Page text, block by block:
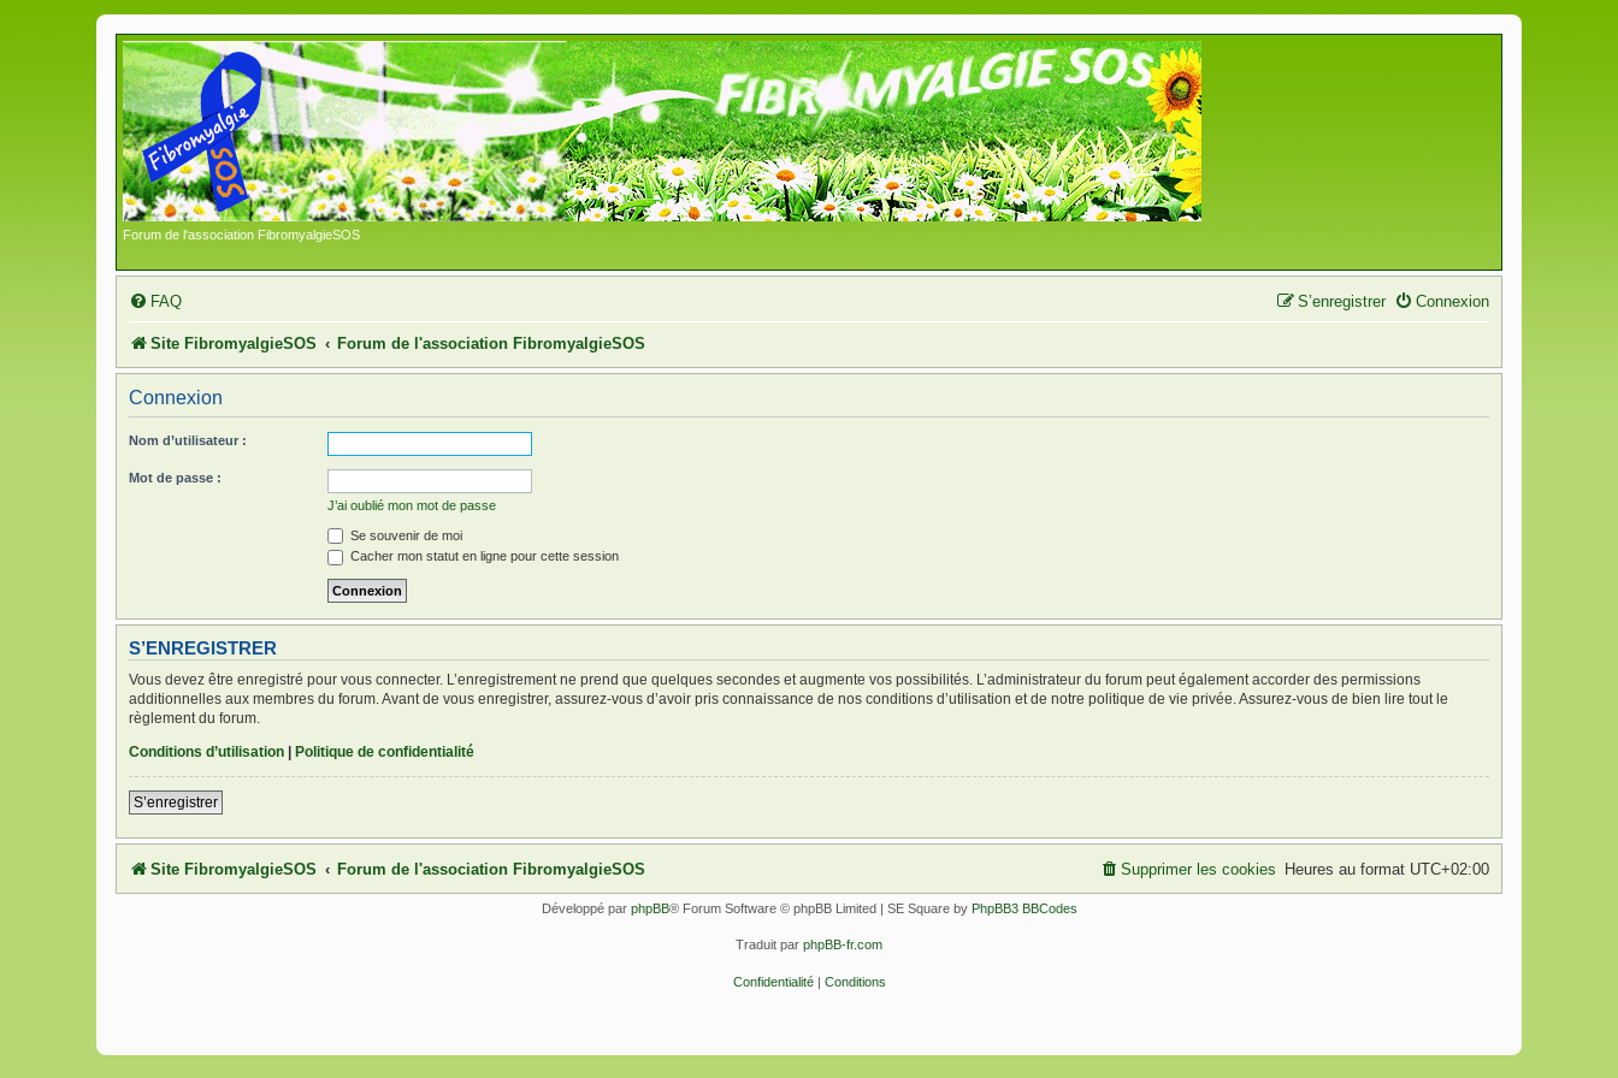
Forum de l'association FibromyalgieSOS
FAQ Connexion
S’enregistrer
Site FibromyalgieSOS Forum de l'association FibromyalgieSOS
Connexion
Nom d’utilisateur :
Mot de passe :
J’ai oublié mon mot de passe
Se souvenir de moi
Cacher mon statut en ligne pour cette session
S’ENREGISTRER
Vous devez être enregistré pour vous connecter. L’enregistrement ne prend que quelques secondes et augmente vos possibilités. L’administrateur du forum peut également accorder des permissions
additionnelles aux membres du forum. Avant de vous enregistrer, assurez-vous d’avoir pris connaissance de nos conditions d’utilisation et de notre politique de vie privée. Assurez-vous de bien lire tout le
règlement du forum.
Conditions d’utilisation | Politique de confidentialité
S’enregistrer
Site FibromyalgieSOS Forum de l'association FibromyalgieSOS Heures au format UTC+02:00
Supprimer les cookies
Développé par phpBB® Forum Software © phpBB Limited | SE Square by PhpBB3 BBCodes
Traduit par phpBB-fr.com
Confidentialité| Conditions